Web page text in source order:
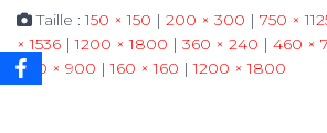
Taille :150 × 150 | 200 × 300 | 750 ×
× 1536 | 1200 × 1800 | 360 × 240 | 460 ×
600 × 900 | 160 × 160 | 1200 × 1800